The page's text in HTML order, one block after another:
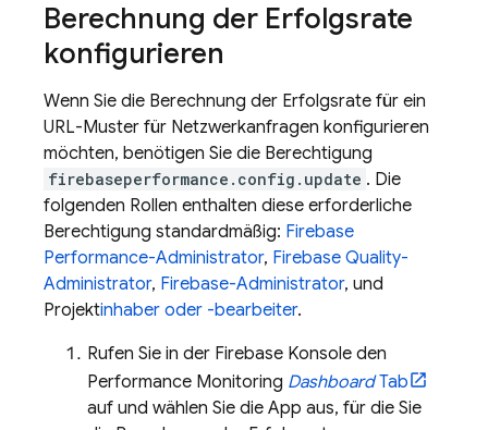
Berechnung der Erfolgsrate
konfigurieren
Wenn Sie die Berechnung der Erfolgsrate für ein
URL-Muster für Netzwerkanfragen konfigurieren
möchten, benötigen Sie die Berechtigung
firebaseperformance.config.update . Die
folgenden Rollen enthalten diese erforderliche
Berechtigung standardmäßig: Firebase
Performance-Administrator, Firebase Quality-
Administrator, Firebase-Administrator, und
Projektinhaber oder -bearbeiter.
Rufen Sie in der Firebase Konsole den
Performance Monitoring DashboardTab
auf und wählen Sie die App aus, für die Sie